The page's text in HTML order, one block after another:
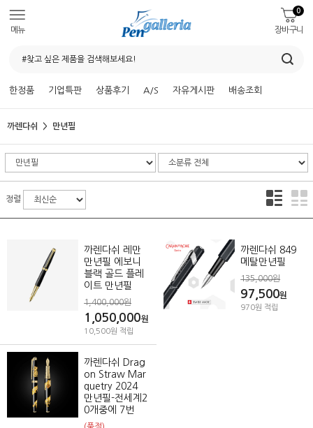
메뉴 장바구니
0
한정품 기업특판 상품후기 A/S 자유게시판 배송조회
까렌다쉬 만년필
정렬
까렌다쉬 레만
만년필 에보니
블랙 골드 플레
이트 만년필
1,400,000원
1,050,000원
10,500원 적립
까렌다쉬 849
메탈만년필
135,000원
97,500원
970원 적립
까렌다쉬 Drag
on Straw Mar
quetry 2024
만년필-전세계2
0개중에 7번